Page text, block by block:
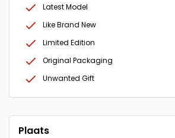
Latest Model
Like Brand New
Limited Edition
Original Packaging
Unwanted Gift
Plaats